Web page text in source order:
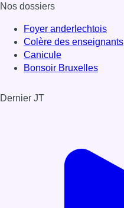
Nos dossiers
Foyer anderlechtois
Colère des enseignants
Canicule
Bonsoir Bruxelles
Dernier JT